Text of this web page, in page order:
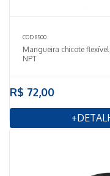
COD 8500
Mangueira chicote
NPT
R$ 72,00